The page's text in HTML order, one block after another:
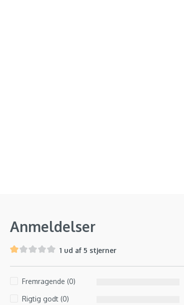
Anmeldelser
1 ud af 5 stjerner
Fremragende (0)
Rigtig godt (0)